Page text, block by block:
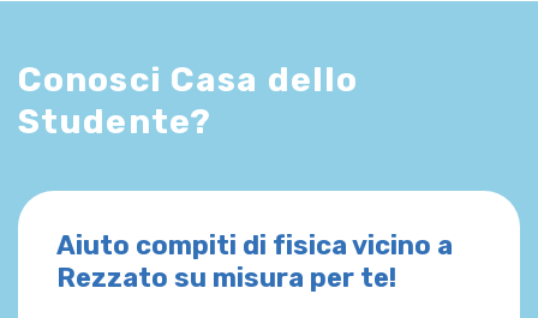
Conosci Casa dello
Studente?
Aiuto compiti di fisica vicino a
Rezzato su misura per te!